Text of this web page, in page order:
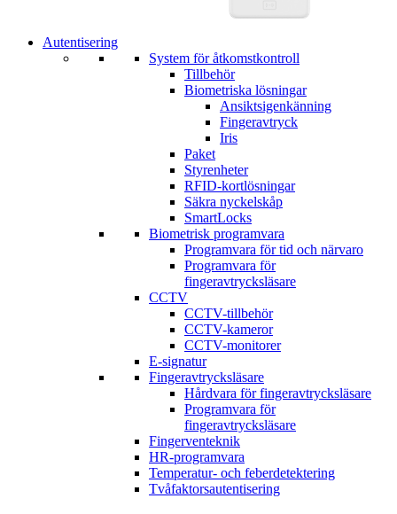
Autentisering
System för åtkomstkontroll
Tillbehör
Biometriska lösningar
Ansiktsigenkänning
Fingeravtryck
Iris
Paket
Styrenheter
RFID-kortlösningar
Säkra nyckelskåp
SmartLocks
Biometrisk programvara
Programvara för tid och närvaro
Programvara för
fingeravtrycksläsare
CCTV
CCTV-tillbehör
CCTV-kameror
CCTV-monitorer
E-signatur
Fingeravtrycksläsare
Hårdvara för fingeravtrycksläsare
Programvara för
fingeravtrycksläsare
Fingerventeknik
HR-programvara
Temperatur- och feberdetektering
Tvåfaktorsautentisering